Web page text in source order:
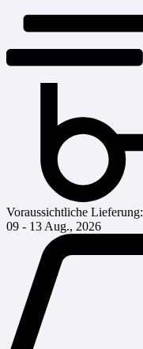
Voraussichtliche Lieferung:
09 - 13 Aug., 2026